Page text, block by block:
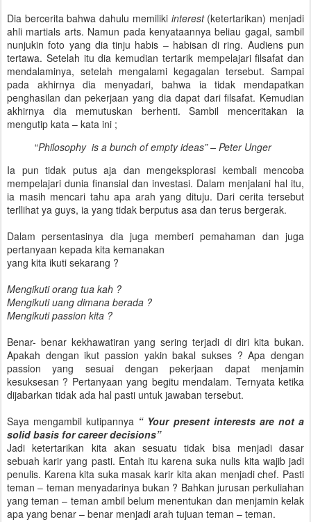
Dia bercerita bahwa dahulu memiliki interest(ketertarikan) menjadi
ahli martials arts. Namun pada kenyataannya beliau gagal, sambil
nunjukin foto yang dia tinju habis – habisan di ring. Audiens pun
tertawa. Setelah itu dia kemudian tertarik mempelajari filsafat dan
mendalaminya, setelah mengalami kegagalan tersebut. Sampai
pada akhirnya dia menyadari, bahwa ia tidak mendapatkan
penghasilan dan pekerjaan yang dia dapat dari filsafat. Kemudian
akhirnya dia memutuskan berhenti. Sambil menceritakan ia
mengutip kata – kata ini ;
“Philosophy is a bunch of empty ideas” – Peter Unger
Ia pun tidak putus aja dan mengeksplorasi kembali mencoba
mempelajari dunia finansial dan investasi. Dalam menjalani hal itu,
ia masih mencari tahu apa arah yang dituju. Dari cerita tersebut
terllihat ya guys, ia yang tidak berputus asa dan terus bergerak.
Dalam persentasinya dia juga memberi pemahaman dan juga
pertanyaan kepada kita kemanakan
yang kita ikuti sekarang ?
Mengikuti orang tua kah ?
Mengikuti uang dimana berada ?
Mengikuti passion kita ?
Benar- benar kekhawatiran yang sering terjadi di diri kita bukan.
Apakah dengan ikut passion yakin bakal sukses ? Apa dengan
passion yang sesuai dengan pekerjaan dapat menjamin
kesuksesan ? Pertanyaan yang begitu mendalam. Ternyata ketika
dijabarkan tidak ada hal pasti untuk jawaban tersebut.
Saya mengambil kutipannya “ Your present interests are not a
solid basis for career decisions”
Jadi ketertarikan kita akan sesuatu tidak bisa menjadi dasar
sebuah karir yang pasti. Entah itu karena suka nulis kita wajib jadi
penulis. Karena kita suka masak karir kita akan menjadi chef. Pasti
teman – teman menyadarinya bukan ? Bahkan jurusan perkuliahan
yang teman – teman ambil belum menentukan dan menjamin kelak
apa yang benar – benar menjadi arah tujuan teman – teman.